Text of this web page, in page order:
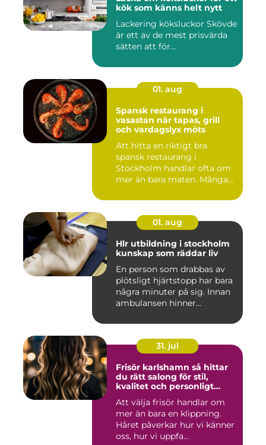
kök som känns helt nytt
Lackering köksluckor Skövde
är ett av de mest prisvärda
sätten att för...
01. aug
Spansk restaurang i
vasastan när tapas, grill
och vardagslyx möts
Att hitta en riktigt bra
spansk restaurang i
Stockholm handlar ofta om
mer än bara maten. Många
01. aug
Hlr utbildning i stockholm
kunskap som räddar liv
En person som drabbas av
plötsligt hjärtstopp har bara
några minuter på sig. Innan
ambulansen hinner...
31. jul
Frisör karlshamn så hittar
du rätt salong för stil,
kvalitet och personligt
Att välja frisör handlar om
mer än bara en klippning.
Håret påverkar hur vi känner
oss, hur vi uppfa...